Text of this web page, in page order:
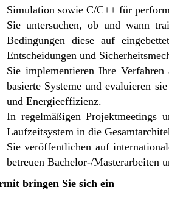
Simulation sowie C/C++ für
Sie untersuchen, ob und wann
Bedingungen diese auf
Entscheidungen und
Sie implementieren Ihre
basierte Systeme und evaluieren
und Energieeffizienz.
In regelmäßigen Projektmeetings
Laufzeitsystem in die
Sie veröffentlichen auf
betreuen Bachelor-/Masterarbeiten
bringen Sie sich ein